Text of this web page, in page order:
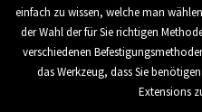
einfach zu wissen, welche man
der Wahl der für Sie richtigen
verschiedenen
das Werkzeug, dass Sie
Extensions